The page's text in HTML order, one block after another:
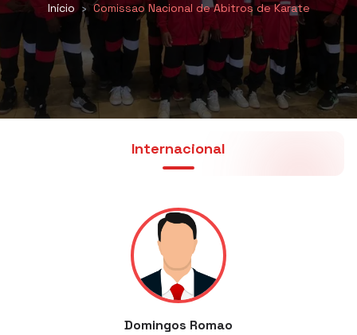
Início › Comissao Nacional de Abitros de Karate
Internacional
Domingos Romao